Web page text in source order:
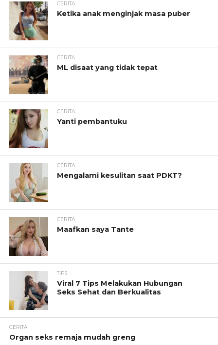
CERITA
Ketika anak menginjak masa puber
CERITA
ML disaat yang tidak tepat
CERITA
Yanti pembantuku
CERITA
Mengalami kesulitan saat PDKT?
CERITA
Maafkan saya Tante
TIPS
Viral 7 Tips Melakukan Hubungan
Seks Sehat dan Berkualitas
CERITA
Organ seks remaja mudah greng